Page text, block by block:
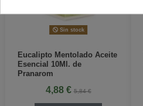
Sin stock
Eucalipto Mentolado Aceite
Esencial 10Ml. de
Pranarom
4,88 €5,84 €